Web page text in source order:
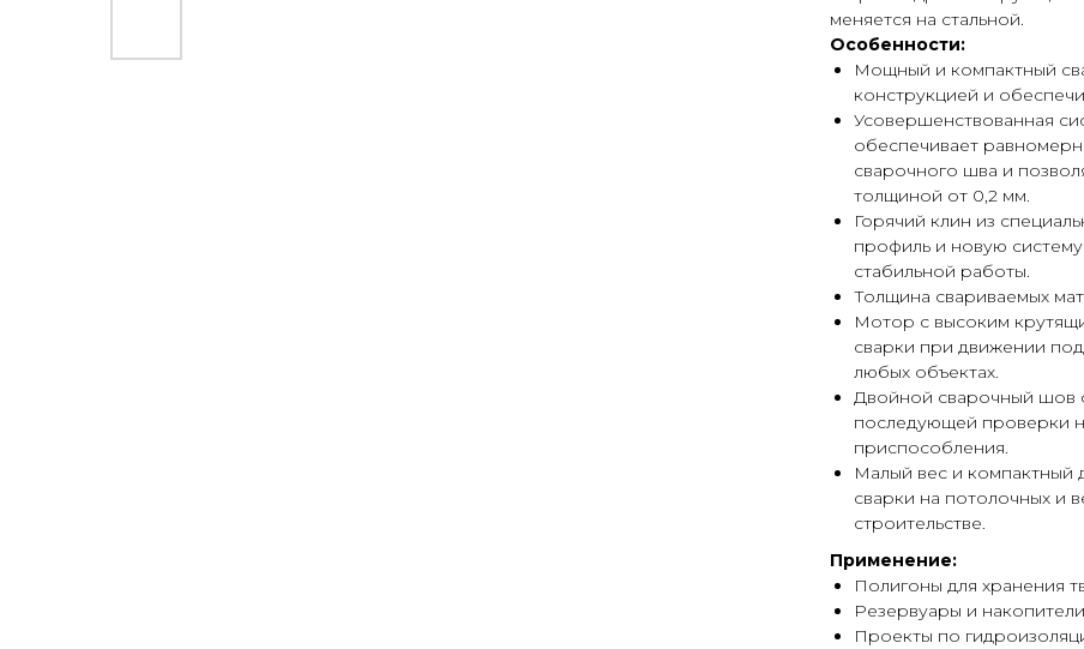
меняется на стальной.
Особенности:
Мощный и компактный
конструкцией и
Усовершенствованная
обеспечивает
сварочного шва и
толщиной от 0,2 мм.
Горячий клин из
профиль и новую
стабильной работы.
Толщина свариваемых
Мотор с высоким
сварки при движении
любых объектах.
Двойной сварочный шов
последующей проверки
приспособления.
Малый вес и компактный
сварки на потолочных и
строительстве.
Применение:
Полигоны для хранения
Резервуары и
Проекты по